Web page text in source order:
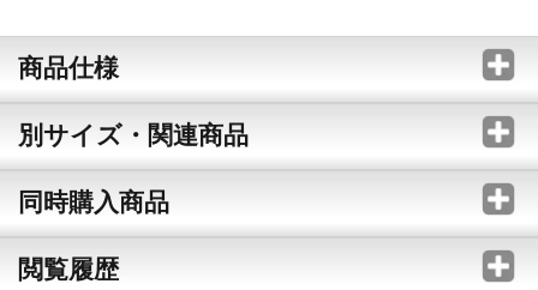
商品仕様
別サイズ・関連商品
同時購入商品
閲覧履歴